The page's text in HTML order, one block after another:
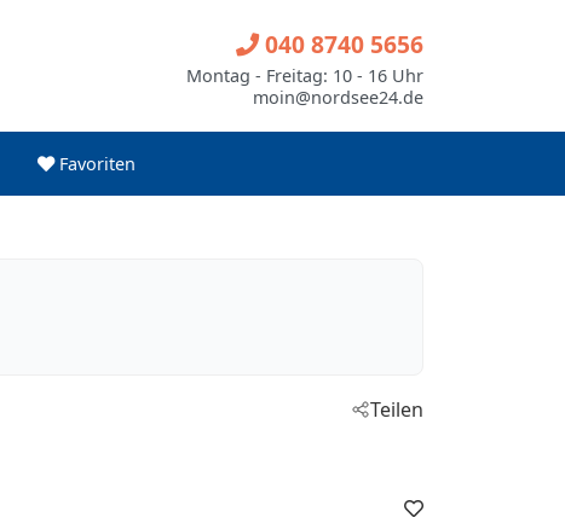
Favoriten
040 8740 5656
Montag - Freitag: 10 - 16 Uhr
moin@nordsee24.de
Teilen